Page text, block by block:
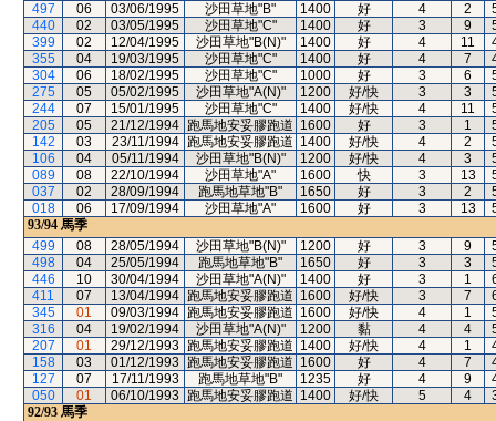
497
06 03/06/1995 沙田草地"B" 1400 好 4 2
440
02 03/05/1995 沙田草地"C" 1400 好 3 9
399
02 12/04/1995 沙田草地"B(N)" 1400 好 4 11
355
04 19/03/1995 沙田草地"C" 1400 好 4 7
304
06 18/02/1995 沙田草地"C" 1000 好 3 6
275
05 05/02/1995 沙田草地"A(N)" 1200 好/快 3 3
244
07 15/01/1995 沙田草地"C" 1400 好/快 4 11
205
05 21/12/1994 跑馬地安妥膠跑道 1600 好 3 1
142
03 23/11/1994 跑馬地安妥膠跑道 1400 好/快 4 2
106
04 05/11/1994 沙田草地"B(N)" 1200 好/快 4 3
089
08 22/10/1994 沙田草地"A" 1600 快 3 13
037
02 28/09/1994 跑馬地草地"B" 1650 好 3 2
018
06 17/09/1994 沙田草地"A" 1600 好 3 13
93/94 馬季
499
08 28/05/1994 沙田草地"B(N)" 1200 好 3 9
498
04 25/05/1994 跑馬地草地"B" 1650 好 3 3
446
10 30/04/1994 沙田草地"A(N)" 1400 好 3 1
411
07 13/04/1994 跑馬地安妥膠跑道 1600 好/快 3 7
345
01 09/03/1994 跑馬地安妥膠跑道 1600 好/快 4 1
316
04 19/02/1994 沙田草地"A(N)" 1200 黏 4 4
207
01 29/12/1993 跑馬地安妥膠跑道 1400 好/快 4 1
158
03 01/12/1993 跑馬地安妥膠跑道 1600 好 4 7
127
07 17/11/1993 跑馬地草地"B" 1235 好 4 9
050
01 06/10/1993 跑馬地安妥膠跑道 1400 好/快 5 4
92/93 馬季